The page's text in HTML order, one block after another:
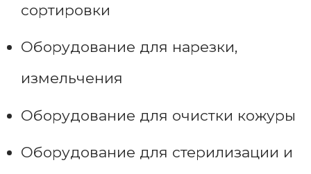
сортировки
Оборудование для нарезки,
измельчения
Оборудование для очистки кожуры
Оборудование для стерилизации и